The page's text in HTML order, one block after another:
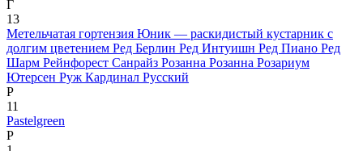
Г
13
Метельчатая гортензия Юник — раскидистый кустарник с
долгим цветением Ред Берлин Ред Интуишн Ред Пиано Ред
Шарм Рейнфорест Санрайз Розанна Розанна Розариум
Ютерсен Руж Кардинал Русский
Р
11
Pastelgreen
P